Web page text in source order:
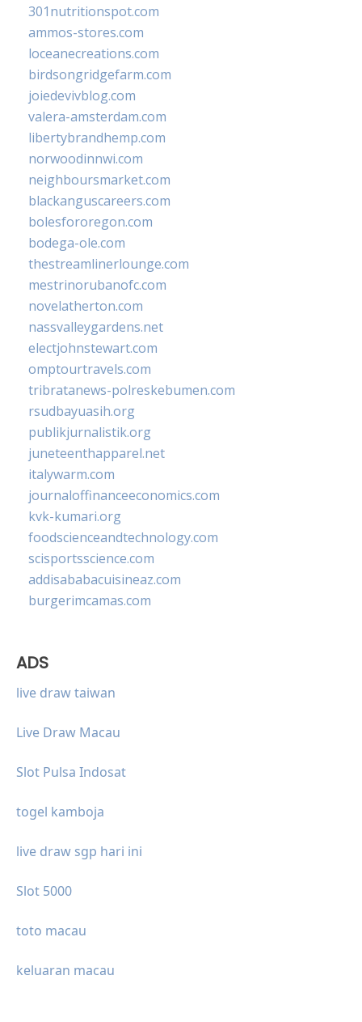
301nutritionspot.com
ammos-stores.com
loceanecreations.com
birdsongridgefarm.com
joiedevivblog.com
valera-amsterdam.com
libertybrandhemp.com
norwoodinnwi.com
neighboursmarket.com
blackanguscareers.com
bolesfororegon.com
bodega-ole.com
thestreamlinerlounge.com
mestrinorubanofc.com
novelatherton.com
nassvalleygardens.net
electjohnstewart.com
omptourtravels.com
tribratanews-polreskebumen.com
rsudbayuasih.org
publikjurnalistik.org
juneteenthapparel.net
italywarm.com
journaloffinanceeconomics.com
kvk-kumari.org
foodscienceandtechnology.com
scisportsscience.com
addisababacuisineaz.com
burgerimcamas.com
ADS
live draw taiwan
Live Draw Macau
Slot Pulsa Indosat
togel kamboja
live draw sgp hari ini
Slot 5000
toto macau
keluaran macau